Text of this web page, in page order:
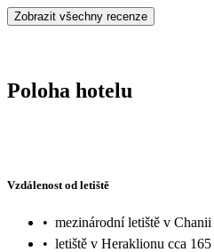
Zobrazit všechny recenze
Poloha hotelu
Vzdálenost od letiště
• mezinárodní letiště v
• letiště v Heraklionu cca